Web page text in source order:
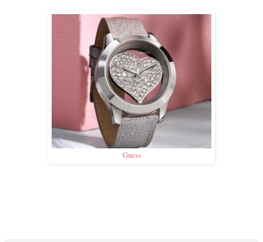
Guess